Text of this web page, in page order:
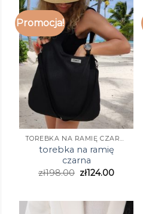
Promocja!
TOREBKA NA RAMIĘ CZARNA
torebka na ramię
czarna
zł198.00 zł124.00